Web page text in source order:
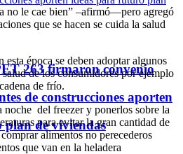
263 firmaron convenio
de construcciones aporten
de viviendas
no le cae bien” –afirmó—pero agregó
que se hacen se cuida la salud
época se deben adoptar algunos
de los consumidores por ejemplo
de frío.
noche del freezer y ponerlos sobre la
para evitar la gran cantidad de
alimentos no perecederos
que van en la heladera